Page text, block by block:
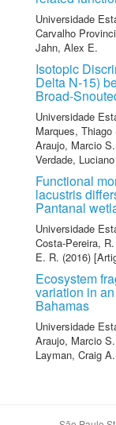
Universidade
Carvalho
Jahn, Alex E.
Isotopic
Delta N-15)
Broad-
Universidade
Marques, Thiago
Araujo, Marcio S.
Verdade,
Functional
lacustris
Pantanal
Universidade
Costa-Pereira, R.
E. R. (2016)
Ecosystem
variation in
Bahamas
Universidade
Araujo, Marcio S.
Layman, Craig A.